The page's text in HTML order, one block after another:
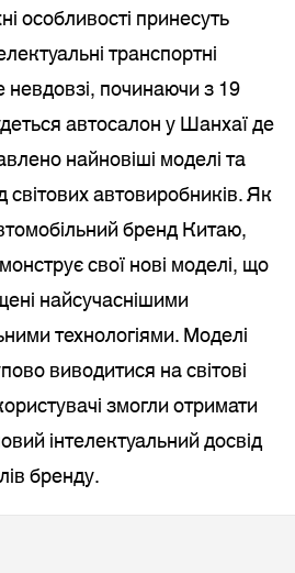
особливості принесуть
транспортні
починаючи з 19
автосалон у Шанхаї де
найновіші моделі та
світових автовиробників. Як
бренд Китаю,
свої нові моделі, що
найсучаснішими
технологіями. Моделі
виводитися на світові
змогли отримати
інтелектуальний досвід
бренду.